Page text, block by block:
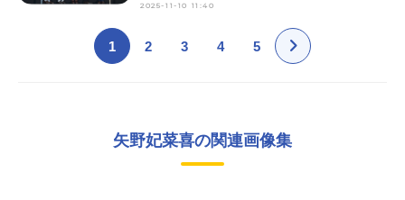
2025-11-10 11:40
1 2 3 4 5
矢野妃菜喜の関連画像集